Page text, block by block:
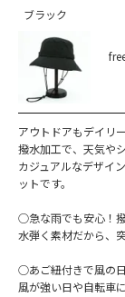
ブラック
アウトドアもデイリ
撥水加工で、天気や
カジュアルなデザイ
ットです。
○急な雨で​​も安心！
水弾く素材だから、
○あご紐付きで風の
風が強い日や自転車